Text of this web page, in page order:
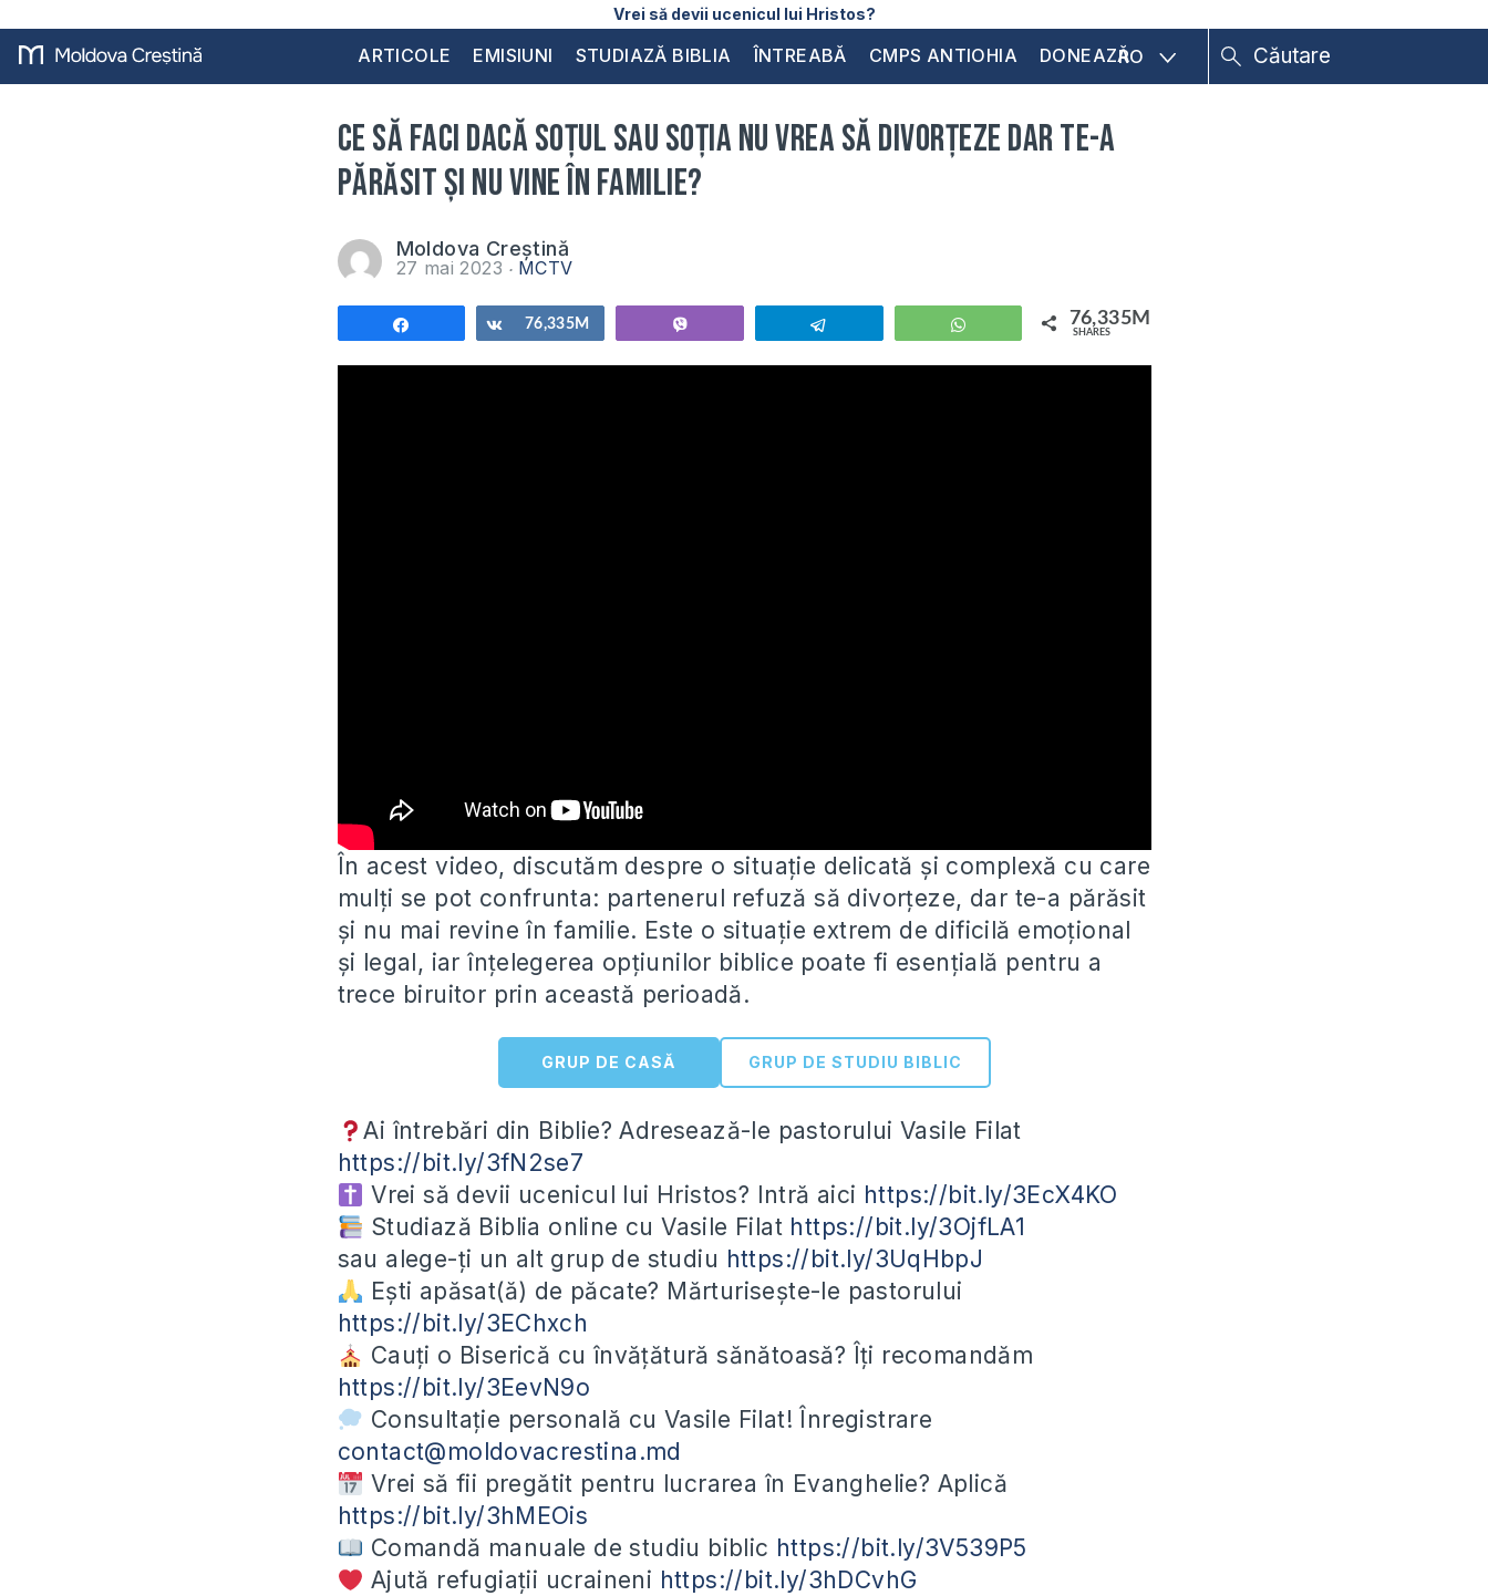
Vrei să devii ucenicul lui Hristos?
ARTICOLE EMISIUNI STUDIAZĂ BIBLIA ÎNTREABĂ CMPS ANTIOHIA DONEAZĂRO
Ce să faci dacă soțul sau soția nu vrea să divorțeze dar te-a
părăsit și nu vine în familie?
Moldova Creștină
27 mai 2023 MCTV
Share
76,335M WhatsApp 76,335M
SHARES
În acest video, discutăm despre o situație delicată și complexă cu care
mulți se pot confrunta: partenerul refuză să divorțeze, dar te-a părăsit
și nu mai revine în familie. Este o situație extrem de dificilă emoțional
și legal, iar înțelegerea opțiunilor biblice poate fi esențială pentru a
trece biruitor prin această perioadă.
GRUP DE CASĂ GRUP DE STUDIU BIBLIC
Ai întrebări din Biblie? Adresează-le pastorului Vasile Filat
https://bit.ly/3fN2se7
Vrei să devii ucenicul lui Hristos? Intră aici https://bit.ly/3EcX4KO
Studiază Biblia online cu Vasile Filat https://bit.ly/3OjfLA1
sau alege-ți un alt grup de studiu https://bit.ly/3UqHbpJ
Ești apăsat(ă) de păcate? Mărturisește-le pastorului
https://bit.ly/3EChxch
Cauți o Biserică cu învățătură sănătoasă? Îți recomandăm
https://bit.ly/3EevN9o
Consultație personală cu Vasile Filat! Înregistrare
contact@moldovacrestina.md
Vrei să fii pregătit pentru lucrarea în Evanghelie? Aplică
https://bit.ly/3hMEOis
Comandă manuale de studiu biblic https://bit.ly/3V539P5
Ajută refugiații ucraineni https://bit.ly/3hDCvhG